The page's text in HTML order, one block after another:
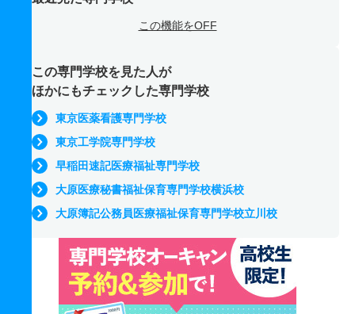
この機能をOFF
この専門学校を見た人が
ほかにもチェックした専門学校
東京医薬看護専門学校
東京工学院専門学校
早稲田速記医療福祉専門学校
大原医療秘書福祉保育専門学校横浜校
大原簿記公務員医療福祉保育専門学校立川校